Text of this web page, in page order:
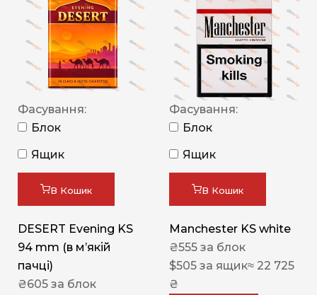
Фасування:
Блок
Ящик
В Кошик
DESERT Evening KS
94 mm (в мʼякій
пачці)
₴605 за блок
Фасування:
Блок
Ящик
В Кошик
Manchester KS white
₴555 за блок
$505 за ящик≈ 22 725
₴